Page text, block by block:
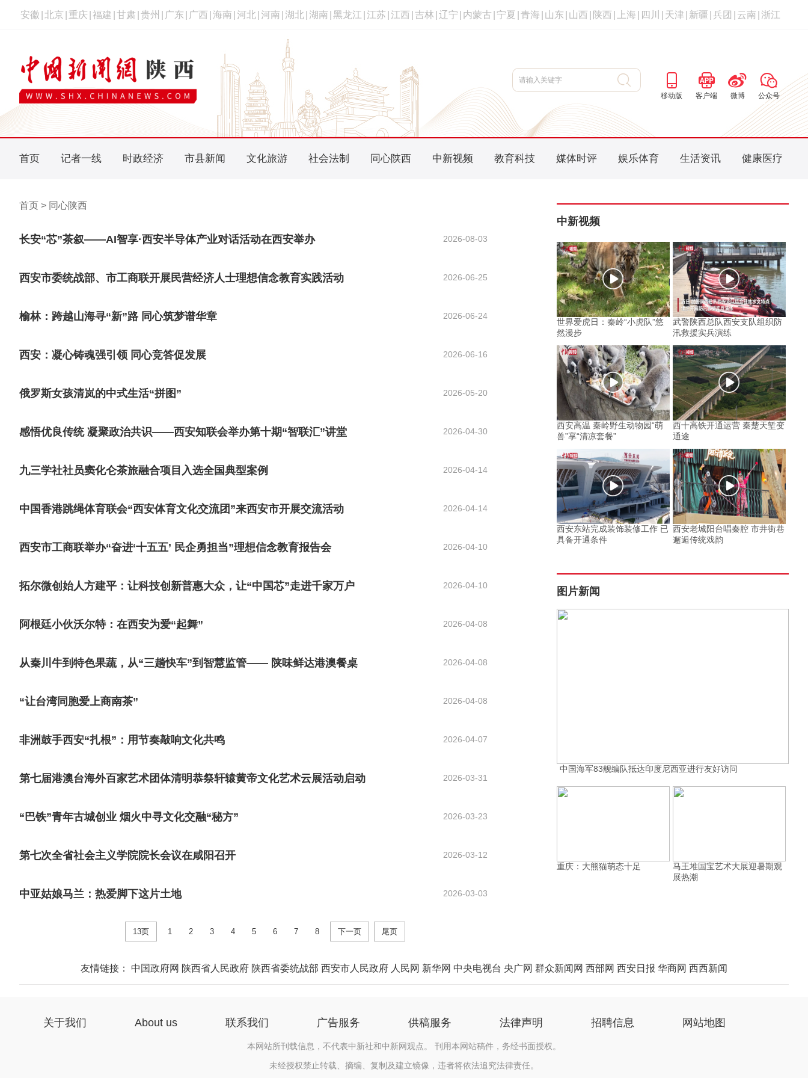
安徽 北京 重庆 福建 甘肃 贵州 广东 广西 海南 河北 河南 湖北 湖南 黑龙江 江苏 江西 吉林 辽宁 内蒙古 宁夏 青海 山东 山西 陕西 上海 四川 天津 新疆 兵团 云南 浙江
移动版 客户端 微博 公众号
首页 记者一线 时政经济 市县新闻 文化旅游 社会法制 同心陕西 中新视频 教育科技 媒体时评 娱乐体育 生活资讯 健康医疗
首页 > 同心陕西
长安“芯”茶叙——AI智享·西安半导体产业对话活动在西安举办 2026-08-03
西安市委统战部、市工商联开展民营经济人士理想信念教育实践活动 2026-06-25
榆林：跨越山海寻“新”路 同心筑梦谱华章 2026-06-24
西安：凝心铸魂强引领 同心竞答促发展 2026-06-16
俄罗斯女孩清岚的中式生活“拼图” 2026-05-20
感悟优良传统 凝聚政治共识——西安知联会举办第十期“智联汇”讲堂 2026-04-30
九三学社社员窦化仑茶旅融合项目入选全国典型案例 2026-04-14
中国香港跳绳体育联会“西安体育文化交流团”来西安市开展交流活动 2026-04-14
西安市工商联举办“奋进‘十五五’ 民企勇担当”理想信念教育报告会 2026-04-10
拓尔微创始人方建平：让科技创新普惠大众，让“中国芯”走进千家万户 2026-04-10
阿根廷小伙沃尔特：在西安为爱“起舞” 2026-04-08
从秦川牛到特色果蔬，从“三趟快车”到智慧监管—— 陕味鲜达港澳餐桌 2026-04-08
“让台湾同胞爱上商南茶” 2026-04-08
非洲鼓手西安“扎根”：用节奏敲响文化共鸣 2026-04-07
第七届港澳台海外百家艺术团体清明恭祭轩辕黄帝文化艺术云展活动启动 2026-03-31
“巴铁”青年古城创业 烟火中寻文化交融“秘方” 2026-03-23
第七次全省社会主义学院院长会议在咸阳召开 2026-03-12
中亚姑娘马兰：热爱脚下这片土地 2026-03-03
13页 1 2 3 4 5 6 7 8 下一页 尾页
中新视频
世界爱虎日：秦岭“小虎队”悠
然漫步
武警陕西总队西安支队组织防
汛救援实兵演练
西安高温 秦岭野生动物园“萌
兽”享“清凉套餐”
西十高铁开通运营 秦楚天堑变
通途
西安东站完成装饰装修工作 已
具备开通条件
西安老城阳台唱秦腔 市井街巷
邂逅传统戏韵
图片新闻
中国海军83舰编队抵达印度尼西亚进行友好访问
重庆：大熊猫萌态十足
马王堆国宝艺术大展迎暑期观
展热潮
友情链接： 中国政府网 陕西省人民政府 陕西省委统战部 西安市人民政府 人民网 新华网 中央电视台 央广网 群众新闻网 西部网 西安日报 华商网 西西新闻
关于我们 About us 联系我们 广告服务 供稿服务 法律声明 招聘信息 网站地图
本网站所刊载信息，不代表中新社和中新网观点。 刊用本网站稿件，务经书面授权。
未经授权禁止转载、摘编、复制及建立镜像，违者将依法追究法律责任。